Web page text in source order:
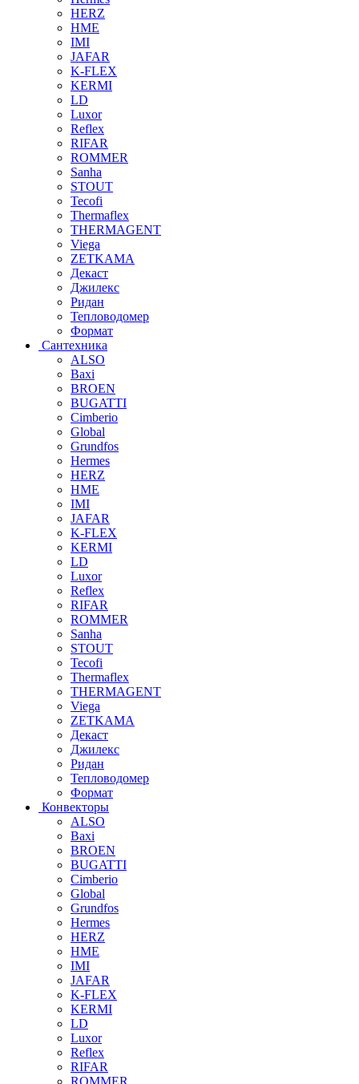
HERZ
HME
IMI
JAFAR
K-FLEX
KERMI
LD
Luxor
Reflex
RIFAR
ROMMER
Sanha
STOUT
Tecofi
Thermaflex
THERMAGENT
Viega
ZETKAMA
Декаст
Джилекс
Ридан
Тепловодомер
Формат
Сантехника
ALSO
Baxi
BROEN
BUGATTI
Cimberio
Global
Grundfos
Hermes
HERZ
HME
IMI
JAFAR
K-FLEX
KERMI
LD
Luxor
Reflex
RIFAR
ROMMER
Sanha
STOUT
Tecofi
Thermaflex
THERMAGENT
Viega
ZETKAMA
Декаст
Джилекс
Ридан
Тепловодомер
Формат
Конвекторы
ALSO
Baxi
BROEN
BUGATTI
Cimberio
Global
Grundfos
Hermes
HERZ
HME
IMI
JAFAR
K-FLEX
KERMI
LD
Luxor
Reflex
RIFAR
ROMMER